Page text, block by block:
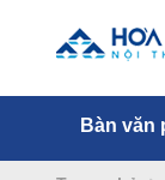
Bàn văn